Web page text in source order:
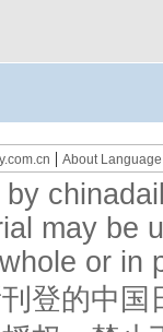
| About
may be
or in
登的中